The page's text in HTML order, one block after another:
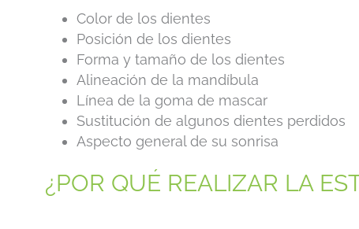
Color de los dientes
Posición de los dientes
Forma y tamaño de los dientes
Alineación de la mandíbula
Línea de la goma de mascar
Sustitución de algunos dientes perdidos
Aspecto general de su sonrisa
¿POR QUÉ REALIZAR LA